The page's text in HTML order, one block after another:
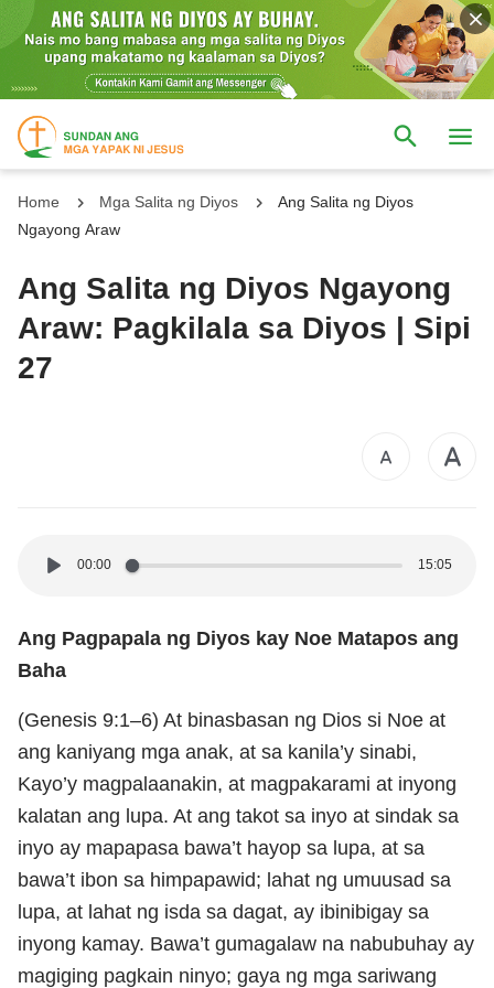
Home Mga Salita ng Diyos
Ang Salita ng Diyos
Ngayong Araw
Ang Salita ng Diyos Ngayong
Araw: Pagkilala sa Diyos | Sipi
27
00:00 15:05
Ang Pagpapala ng Diyos kay Noe Matapos ang
Baha
(Genesis 9:1–6) At binasbasan ng Dios si Noe at
ang kaniyang mga anak, at sa kanila’y sinabi,
Kayo’y magpalaanakin, at magpakarami at inyong
kalatan ang lupa. At ang takot sa inyo at sindak sa
inyo ay mapapasa bawa’t hayop sa lupa, at sa
bawa’t ibon sa himpapawid; lahat ng umuusad sa
lupa, at lahat ng isda sa dagat, ay ibinibigay sa
inyong kamay. Bawa’t gumagalaw na nabubuhay ay
magiging pagkain ninyo; gaya ng mga sariwang